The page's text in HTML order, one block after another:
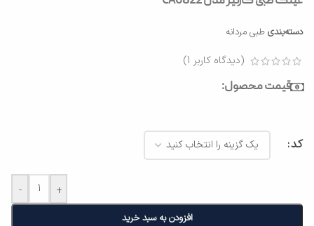
دسته‌بندی طبی مردانه
(دیدگاه کاربر 1
)
قیمت محصول:
کد
- +
افزودن به سبد خرید